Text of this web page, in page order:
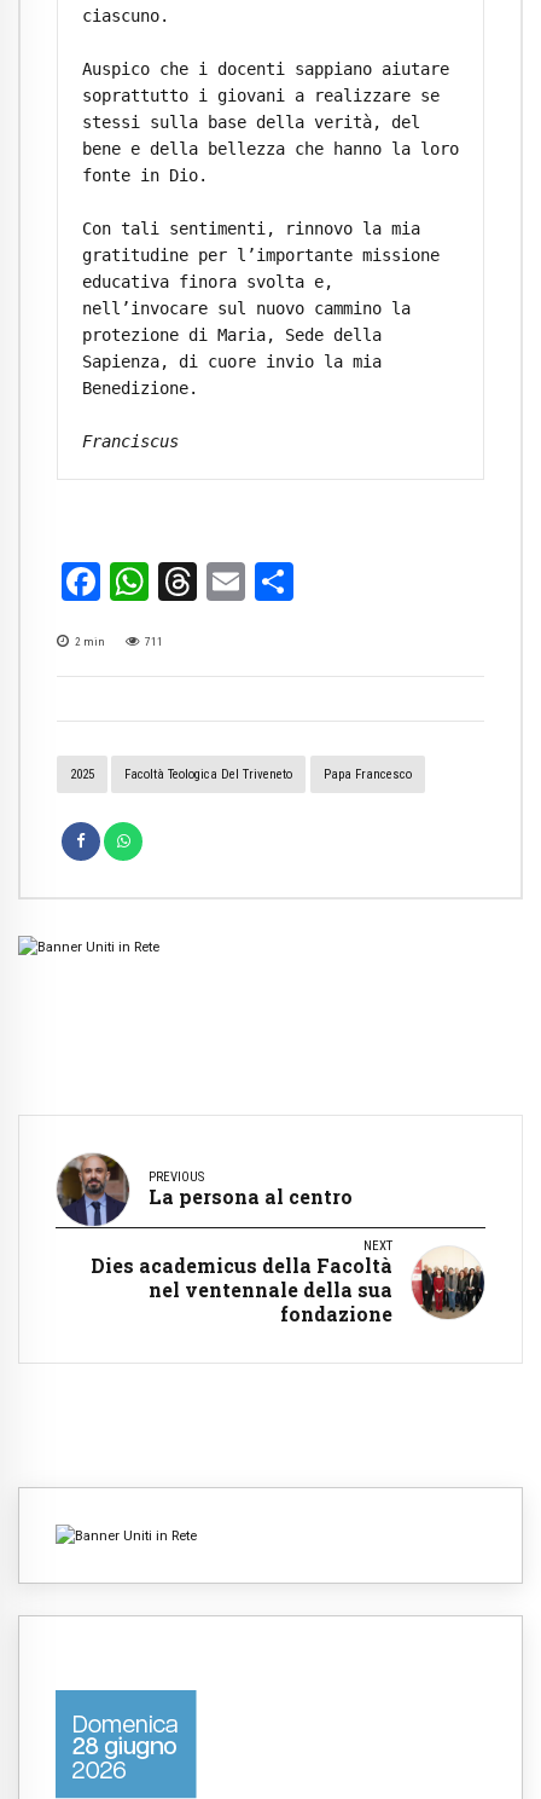
ciascuno.
Auspico che i docenti sappiano aiutare
soprattutto i giovani a realizzare se
stessi sulla base della verità, del
bene e della bellezza che hanno la loro
fonte in Dio.
Con tali sentimenti, rinnovo la mia
gratitudine per l’importante missione
educativa finora svolta e,
nell’invocare sul nuovo cammino la
protezione di Maria, Sede della
Sapienza, di cuore invio la mia
Benedizione.
Franciscus
Facebook
WhatsApp
Threads
Email
2 min 711
2025 Facoltà Teologica Del Triveneto Papa Francesco
PREVIOUS
La persona al centro
NEXT
Dies academicus della Facoltà
nel ventennale della sua
fondazione